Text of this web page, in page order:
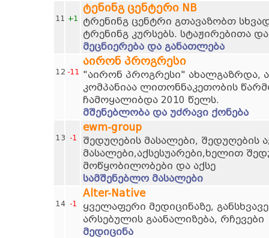
11 +1
ტენინგ ცენტერი NB
ტრენინგ ცენტრი გთავაზობთ
ტრენინგ კურსებს. სტაჟირებითა
მეცნიერება და განათლება
12 -11
აირონ პროგრესი
"აირონ პროგრესი" ახალგაზრდა,
კომპანიაა ლითონნაკეთობის
ჩამოყალიბდა 2010 წელს.
მშენებლობა და უძრავი ქონება
13 -1
ewm-group
შედუღების მასალები, შედუღების
მასალები,აქსესუარები,ხელით
მოწყობილობები და აქსე
სამშენებლო მასალები
14 -1
Alter-Native
ყველაფერი მედიცინაზე,
არსებულის გაანალიზება, რჩევები
მედიცინა